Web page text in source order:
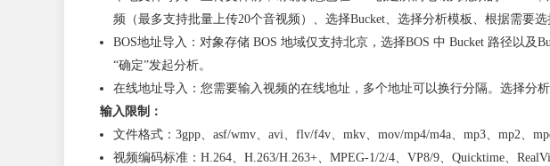
频（最多支持批量上传20个音视频）、选择Bucket、选择分析模板、根据需要选
BOS地址导入：对象存储 BOS 地域仅支持北京，选择BOS 中 Bucket 路径以
“确定”发起分析。
在线地址导入：您需要输入视频的在线地址，多个地址可以换行分隔。选择分
输入限制：
文件格式：3gpp、asf/wmv、avi、flv/f4v、mkv、mov/mp4/m4a、mp3、mp2、
视频编码标准：H.264、H.263/H.263+、MPEG-1/2/4、VP8/9、Quicktime、